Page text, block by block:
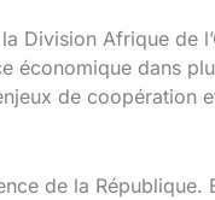
Division Afrique de
économique dans
de coopération
de la République.